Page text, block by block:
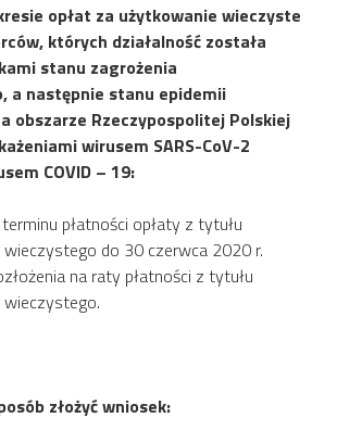
opłat za użytkowanie wieczyste
których działalność została
stanu zagrożenia
a następnie stanu epidemii
obszarze Rzeczypospolitej Polskiej
wirusem SARS-CoV-2
COVID – 19:
płatności opłaty z tytułu
do 30 czerwca 2020 r.
na raty płatności z tytułu
złożyć wniosek: